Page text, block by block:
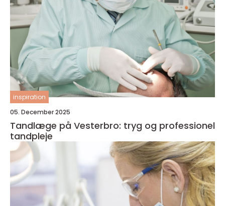
inspiration
05. December 2025
Tandlæge på Vesterbro: tryg og professionel
tandpleje